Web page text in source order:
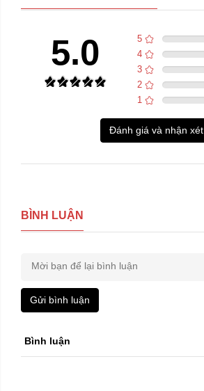
5.0 5
4
3
2
1
Đánh giá và nhận xét
BÌNH LUẬN
Gửi bình luận
Bình luận